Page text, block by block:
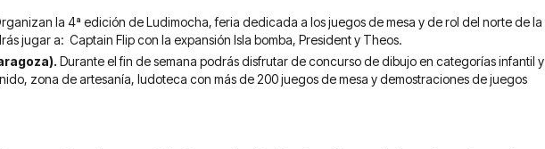
la 4ª edición de Ludimocha, feria dedicada a los juegos de mesa y de rol del norte de la
jugar a: Captain Flip con la expansión Isla bomba, President y Theos.
Durante el fin de semana podrás disfrutar de concurso de dibujo en categorías infantil y
zona de artesanía, ludoteca con más de 200 juegos de mesa y demostraciones de juegos